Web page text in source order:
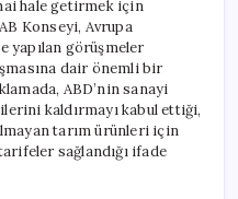
Sağlandı
için
hale getirmek için
Konseyi, Avrupa
yapılan görüşmeler
dair önemli bir
ABD’nin sanayi
kaldırmayı kabul ettiği,
tarım ürünleri için
sağlandığı ifade